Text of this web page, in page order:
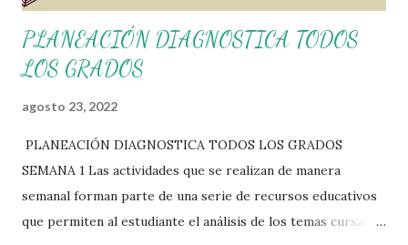
PLANEACIÓN DIAGNOSTICA TODOS
LOS GRADOS
agosto 23, 2022
PLANEACIÓN DIAGNOSTICA TODOS LOS GRADOS
SEMANA 1 Las actividades que se realizan de manera
semanal forman parte de una serie de recursos educativos
que permiten al estudiante el análisis de los temas cursados